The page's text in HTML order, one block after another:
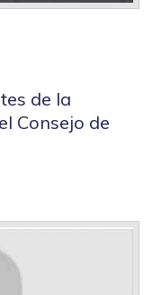
de la
Consejo de